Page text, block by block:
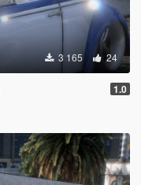
3 165 24
1.0